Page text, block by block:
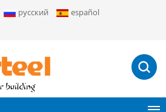
русский
español